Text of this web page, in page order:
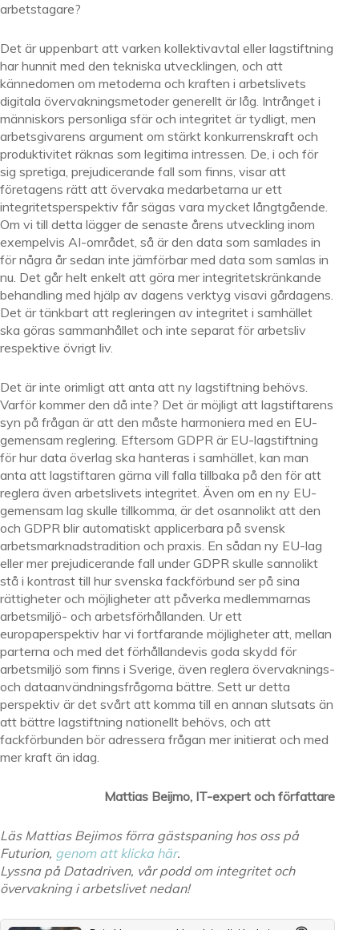
arbetstagare?
Det är uppenbart att varken kollektivavtal eller lagstiftning
har hunnit med den tekniska utvecklingen, och att
kännedomen om metoderna och kraften i arbetslivets
digitala övervakningsmetoder generellt är låg. Intrånget i
människors personliga sfär och integritet är tydligt, men
arbetsgivarens argument om stärkt konkurrenskraft och
produktivitet räknas som legitima intressen. De, i och för
sig spretiga, prejudicerande fall som finns, visar att
företagens rätt att övervaka medarbetarna ur ett
integritetsperspektiv får sägas vara mycket långtgående.
Om vi till detta lägger de senaste årens utveckling inom
exempelvis AI-området, så är den data som samlades in
för några år sedan inte jämförbar med data som samlas in
nu. Det går helt enkelt att göra mer integritetskränkande
behandling med hjälp av dagens verktyg visavi gårdagens.
Det är tänkbart att regleringen av integritet i samhället
ska göras sammanhållet och inte separat för arbetsliv
respektive övrigt liv.
Det är inte orimligt att anta att ny lagstiftning behövs.
Varför kommer den då inte? Det är möjligt att lagstiftarens
syn på frågan är att den måste harmoniera med en EU-
gemensam reglering. Eftersom GDPR är EU-lagstiftning
för hur data överlag ska hanteras i samhället, kan man
anta att lagstiftaren gärna vill falla tillbaka på den för att
reglera även arbetslivets integritet. Även om en ny EU-
gemensam lag skulle tillkomma, är det osannolikt att den
och GDPR blir automatiskt applicerbara på svensk
arbetsmarknadstradition och praxis. En sådan ny EU-lag
eller mer prejudicerande fall under GDPR skulle sannolikt
stå i kontrast till hur svenska fackförbund ser på sina
rättigheter och möjligheter att påverka medlemmarnas
arbetsmiljö- och arbetsförhållanden. Ur ett
europaperspektiv har vi fortfarande möjligheter att, mellan
parterna och med det förhållandevis goda skydd för
arbetsmiljö som finns i Sverige, även reglera övervaknings-
och dataanvändningsfrågorna bättre. Sett ur detta
perspektiv är det svårt att komma till en annan slutsats än
att bättre lagstiftning nationellt behövs, och att
fackförbunden bör adressera frågan mer initierat och med
mer kraft än idag.
Mattias Beijmo, IT-expert och författare
Läs Mattias Bejimos förra gästspaning hos oss på
Futurion, genom att klicka här.
Lyssna på Datadriven, vår podd om integritet och
övervakning i arbetslivet nedan!